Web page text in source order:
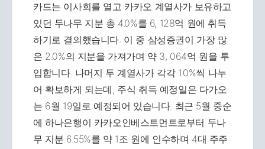
카드는 이사회를 열고 카카오 계열사가 보유하고
있던 두나무 지분 총 4.0%를 6, 128억 원에 취득
하기로 결의했습니다. 이 중 삼성증권이 가장 많
은 2.0%의 지분을 가져가며 약 3, 064억 원을 투
입합니다. 나머지 두 계열사가 각각 1.0%씩 나누
어 확보하게 되는데, 주식 취득 예정일은 다가오
는 6월 19일로 예정되어 있습니다. 최근 5월 중순
에 하나은행이 카카오인베스트먼트로부터 두나
무 지분 6.55%를 약 1조 원에 인수하며 4대 주주